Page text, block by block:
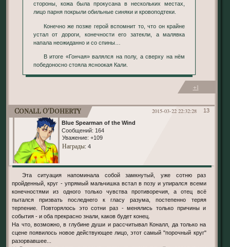
стороны, кожа была прокусана в нескольких местах,
лицо парня покрыли обильные синяки и кровоподтеки.
Конечно же позже герой вспомнит то, что он крайне
устал от дороги, конечности его затекли, а малявка
напала неожиданно и со спины…
В итоге «Гончая» валялся на полу, а сверху на нём
победоносно стояла ясноокая Кали.
+1
13
2015-03-22 22:32:28
Conall O'Doherty
Blue Spearman of the Wind
Сообщений: 164
Уважение: +109
Награды: 4
Эта ситуация напоминала собой замкнутый, уже сотню раз
пройденный, круг - упрямый мальчишка встал в позу и упирался всеми
конечностями из одного только чувства противоречия, а отец всё
пытался призвать последнего к гласу разума, постепенно теряя
терпение. Повторялось это сотни раз - менялись только причины и
события - и оба прекрасно знали, каков будет конец.
На что, возможно, в глубине души и рассчитывал Коналл, да только на
сцене появилось новое действующее лицо, этот самый "порочный круг"
разорвавшее...